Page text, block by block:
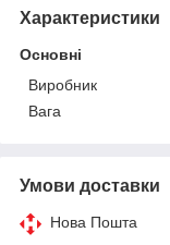
Характеристики
Основні
Виробник
Вага
Умови доставки
Нова Пошта